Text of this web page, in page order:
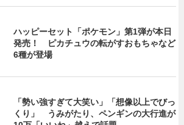
ハッピーセット「ポケモン」第1弾が本日
発売！ ピカチュウの転がすおもちゃなど
6種が登場
「勢い強すぎて大笑い」「想像以上でびっ
くり」 うみがたり、ペンギンの大行進が